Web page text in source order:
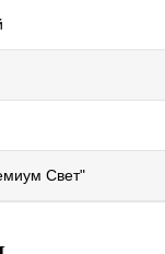
Свет"